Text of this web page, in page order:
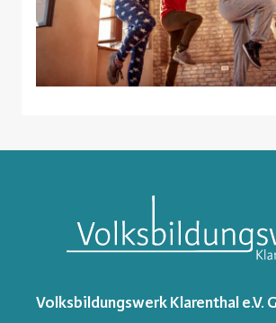
Volksbildungswerk Klarenthal e.V.